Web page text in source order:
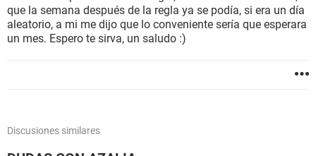
que la semana después de la regla ya se podía, si era un día
aleatorio, a mi me dijo que lo conveniente sería que esperara
un mes. Espero te sirva, un saludo :)
Discusiones similares